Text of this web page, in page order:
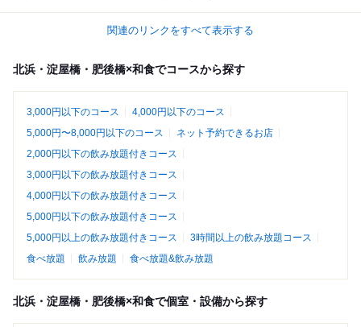
関連のリンクをすべて表示する
北浜・淀屋橋・肥後橋×和食でコースから探す
3,000円以下のコース
4,000円以下のコース
5,000円〜8,000円以下のコース
ネット予約できるお店
2,000円以下の飲み放題付きコース
3,000円以下の飲み放題付きコース
4,000円以下の飲み放題付きコース
5,000円以下の飲み放題付きコース
5,000円以上の飲み放題付きコース
3時間以上の飲み放題コース
食べ放題
飲み放題 食べ放題&飲み放題
北浜・淀屋橋・肥後橋×和食で個室・設備から探す